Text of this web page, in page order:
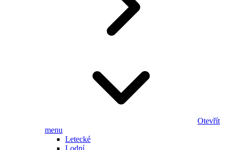
Otevřít
menu
Letecké
Lodní